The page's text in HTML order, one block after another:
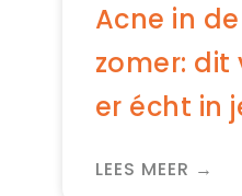
Acne in
zomer:
er écht in
LEES MEER →